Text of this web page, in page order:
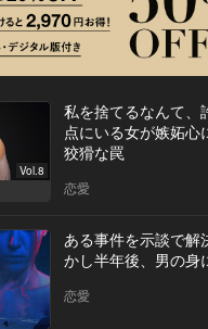
Vol.8
私を捨てるなんて、
点にいる女が嫉妬心
狡猾な罠
恋愛
ある事件を示談で解
かし半年後、男の身
恋愛